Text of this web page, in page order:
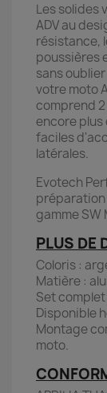
Les solides
ADV au
résistance,
poussières
sans
votre moto
comprend
encore
faciles
latérales.
Evotech
préparation
gamme SW
PLUS DE
Coloris :
Matière :
Set
Disponible
Montage
moto.